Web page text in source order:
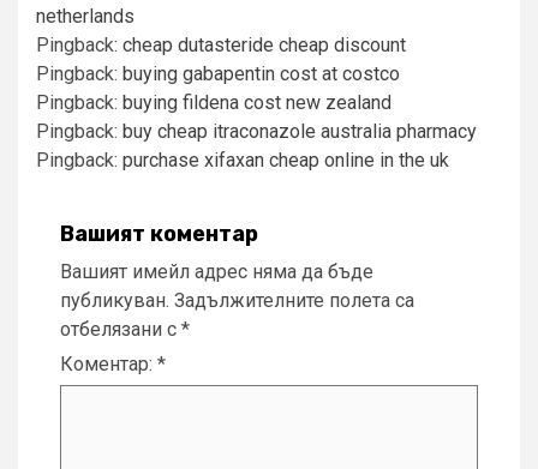
netherlands
Pingback: cheap dutasteride cheap discount
Pingback: buying gabapentin cost at costco
Pingback: buying fildena cost new zealand
Pingback: buy cheap itraconazole australia pharmacy
Pingback: purchase xifaxan cheap online in the uk
Вашият коментар
Вашият имейл адрес няма да бъде
публикуван. Задължителните полета са
отбелязани с *
Коментар: *